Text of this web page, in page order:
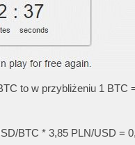
to w przybliżeniu 1 BTC
BTC * 3,85 PLN/USD =